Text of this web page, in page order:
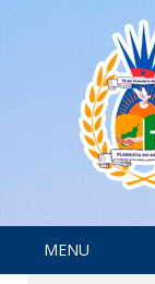
MENU